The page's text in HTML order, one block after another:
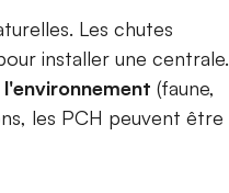
Les chutes
installer une centrale.
(faune,
les PCH peuvent être